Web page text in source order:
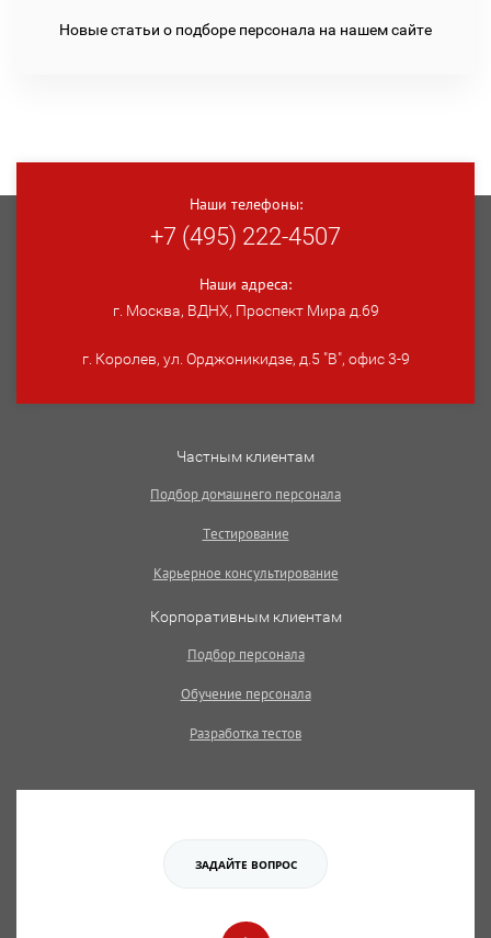
Новые статьи о подборе персонала на нашем сайте
Наши телефоны:
+7 (495) 222-4507
Наши адреса:
г. Москва, ВДНХ, Проспект Мира д.69
г. Королев, ул. Орджоникидзе, д.5 "В", офис 3-9
Частным клиентам
Подбор домашнего персонала
Тестирование
Карьерное консультирование
Корпоративным клиентам
Подбор персонала
Обучение персонала
Разработка тестов
ЗАДАЙТЕ ВОПРОС